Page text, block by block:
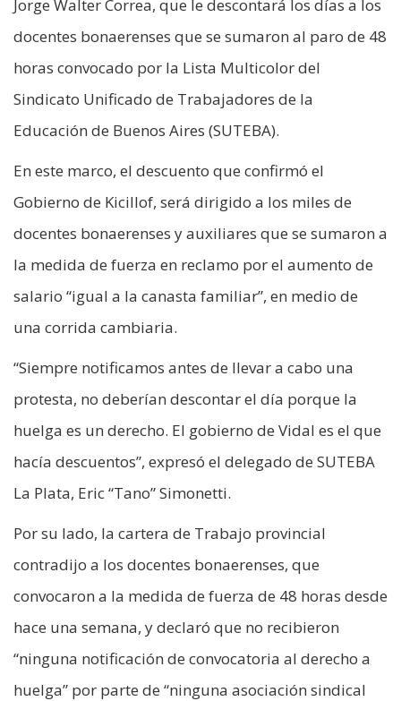
Jorge Walter Correa, que le descontará los días a los
docentes bonaerenses que se sumaron al paro de 48
horas convocado por la Lista Multicolor del
Sindicato Unificado de Trabajadores de la
Educación de Buenos Aires (SUTEBA).
En este marco, el descuento que confirmó el
Gobierno de Kicillof, será dirigido a los miles de
docentes bonaerenses y auxiliares que se sumaron a
la medida de fuerza en reclamo por el aumento de
salario “igual a la canasta familiar”, en medio de
una corrida cambiaria.
“Siempre notificamos antes de llevar a cabo una
protesta, no deberían descontar el día porque la
huelga es un derecho. El gobierno de Vidal es el que
hacía descuentos”, expresó el delegado de SUTEBA
La Plata, Eric “Tano” Simonetti.
Por su lado, la cartera de Trabajo provincial
contradijo a los docentes bonaerenses, que
convocaron a la medida de fuerza de 48 horas desde
hace una semana, y declaró que no recibieron
“ninguna notificación de convocatoria al derecho a
huelga” por parte de “ninguna asociación sindical